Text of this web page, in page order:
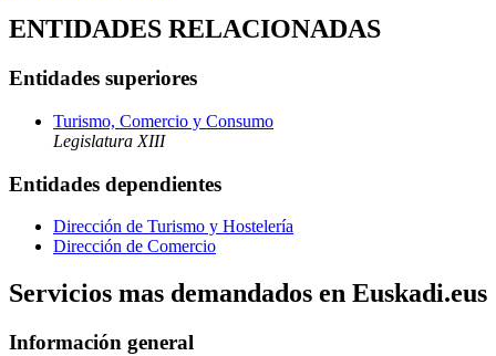
ENTIDADES RELACIONADAS
Entidades superiores
Turismo, Comercio y Consumo
Legislatura XIII
Entidades dependientes
Dirección de Turismo y Hostelería
Dirección de Comercio
Servicios mas demandados en Euskadi.eus
Información general